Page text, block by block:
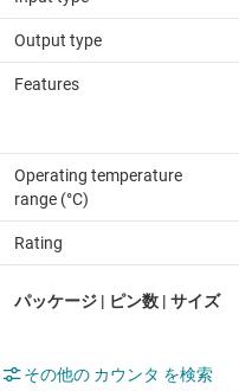
Output type
Features
Operating temperature
range (°C)
Rating
その他の カウンタ を検索